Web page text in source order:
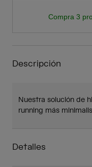
Compra 3
Descripción
Nuestra solución de
running más
Detalles